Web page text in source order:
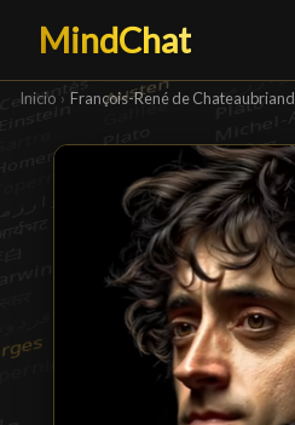
MindChat
Inicio › François-René de Chateaubriand